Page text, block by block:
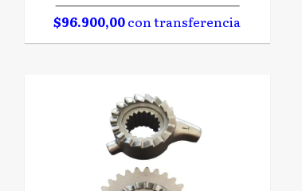
$96.900,00con transferencia